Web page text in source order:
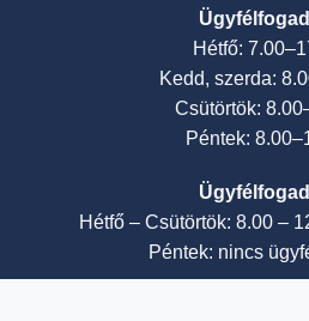
Hétfő:
Kedd, szerda:
Csütörtök:
Péntek:
Hétfő – Csütörtök: 8.00 –
Péntek: nincs